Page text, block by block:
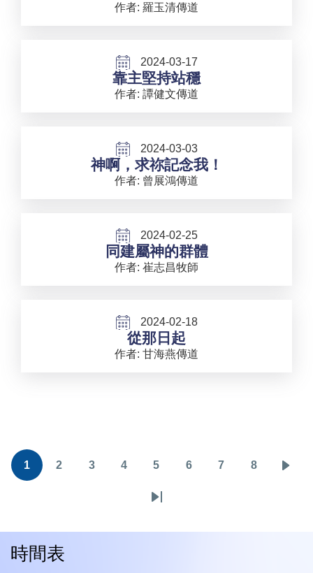
作者: 羅玉清傳道
2024-03-17
靠主堅持站穩
作者: 譚健文傳道
2024-03-03
神啊，求祢記念我！
作者: 曾展鴻傳道
2024-02-25
同建屬神的群體
作者: 崔志昌牧師
2024-02-18
從那日起
作者: 甘海燕傳道
Pagination
目
1
頁
2
頁
3
頁
4
頁
面
5
頁
6
頁
7
頁
8
Last
時間表